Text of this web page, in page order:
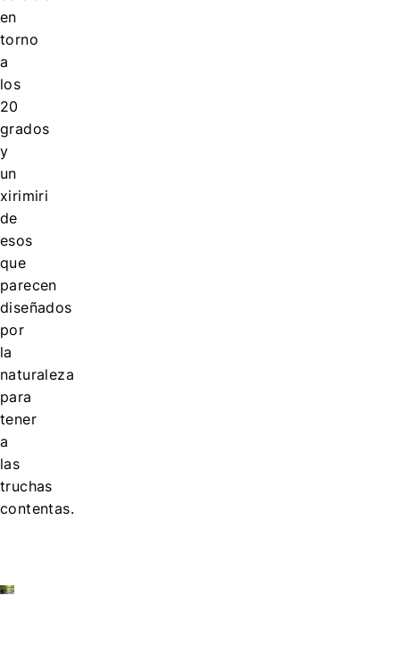
en
torno
a
los
20
grados
y
un
xirimiri
de
esos
que
parecen
diseñados
por
la
naturaleza
para
tener
a
las
truchas
contentas.